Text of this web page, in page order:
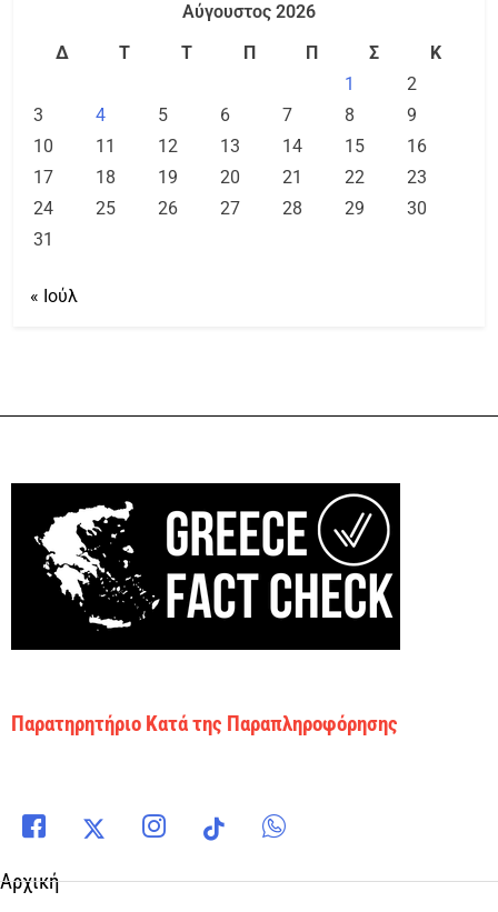
Αύγουστος 2026
Δ
Τ Τ Π Π Σ
Κ
1
2
3
4 5 6 7 8
9
10
11 12 13 14 15
16
17
18 19 20 21 22
23
24
25 26 27 28 29
30
31
« Ιούλ
Παρατηρητήριο Κατά της Παραπληροφόρησης
Αρχική